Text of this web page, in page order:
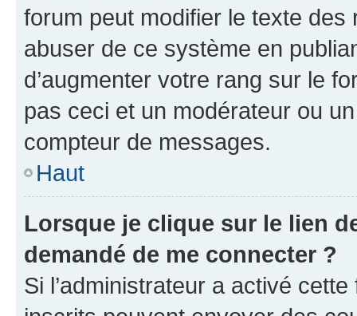
forum peut modifier le texte
abuser de ce système en
d’augmenter votre rang sur le
pas ceci et un modérateur ou
compteur de messages.
Haut
Lorsque je clique sur le lien
demandé de me connecter ?
Si l’administrateur a activé